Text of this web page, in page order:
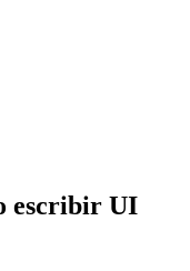
escribir UI